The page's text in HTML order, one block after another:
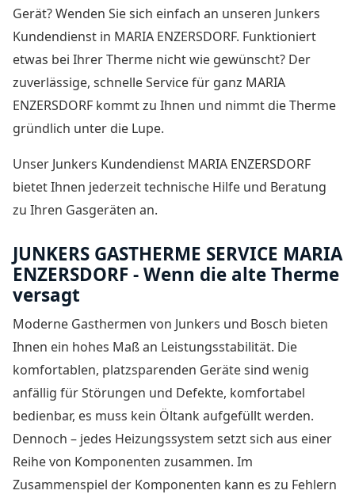
Gerät? Wenden Sie sich einfach an unseren Junkers
Kundendienst in MARIA ENZERSDORF. Funktioniert
etwas bei Ihrer Therme nicht wie gewünscht? Der
zuverlässige, schnelle Service für ganz MARIA
ENZERSDORF kommt zu Ihnen und nimmt die Therme
gründlich unter die Lupe.
Unser Junkers Kundendienst MARIA ENZERSDORF
bietet Ihnen jederzeit technische Hilfe und Beratung
zu Ihren Gasgeräten an.
JUNKERS GASTHERME SERVICE MARIA
ENZERSDORF - Wenn die alte Therme
versagt
Moderne Gasthermen von Junkers und Bosch bieten
Ihnen ein hohes Maß an Leistungsstabilität. Die
komfortablen, platzsparenden Geräte sind wenig
anfällig für Störungen und Defekte, komfortabel
bedienbar, es muss kein Öltank aufgefüllt werden.
Dennoch – jedes Heizungssystem setzt sich aus einer
Reihe von Komponenten zusammen. Im
Zusammenspiel der Komponenten kann es zu Fehlern